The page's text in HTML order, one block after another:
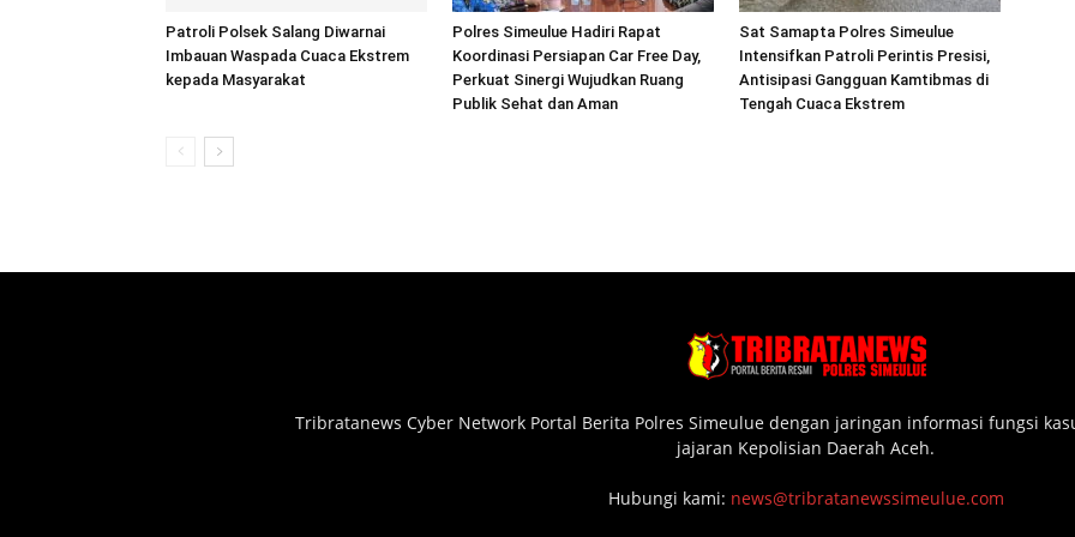
Patroli Polsek Salang Diwarnai
Imbauan Waspada Cuaca Ekstrem
kepada Masyarakat
Polres Simeulue Hadiri Rapat
Koordinasi Persiapan Car Free Day,
Perkuat Sinergi Wujudkan Ruang
Publik Sehat dan Aman
Sat Samapta Polres Simeulue
Intensifkan Patroli Perintis Presisi,
Antisipasi Gangguan Kamtibmas di
Tengah Cuaca Ekstrem
Tribratanews Cyber Network Portal Berita Polres Simeulue dengan jaringan informasi fungsi
jajaran Kepolisian Daerah Aceh.
Hubungi kami: news@tribratanewssimeulue.com